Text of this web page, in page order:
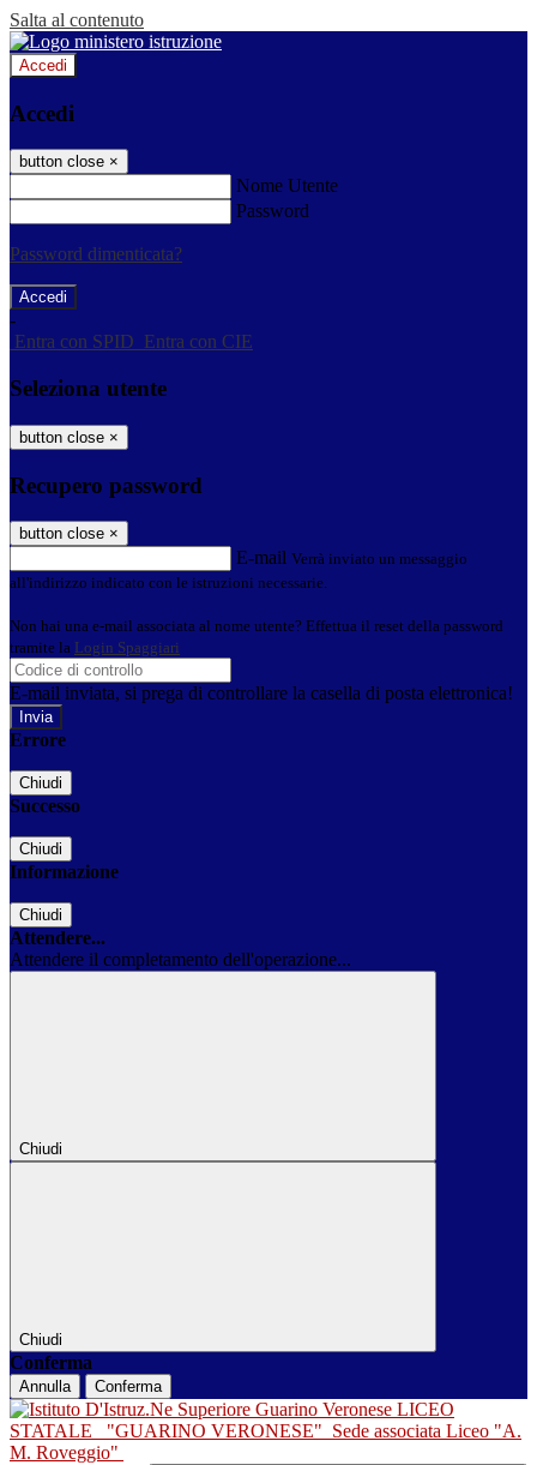
Salta al contenuto
Accedi
Accedi
button close ×
Nome Utente
Password
Password dimenticata?
-
Entra con SPID Entra con CIE
Seleziona utente
button close ×
Recupero password
button close ×
E-mail Verrà inviato un messaggio
all'indirizzo indicato con le istruzioni necessarie.
Non hai una e-mail associata al nome utente? Effettua il reset della password
tramite la Login Spaggiari
E-mail inviata, si prega di controllare la casella di posta elettronica!
Errore
Chiudi
Successo
Chiudi
Informazione
Chiudi
Attendere...
Attendere il completamento dell'operazione...
Chiudi
Chiudi
Conferma
Annulla Conferma
LICEO
STATALE
"GUARINO VERONESE" Sede associata Liceo "A.
M. Roveggio"